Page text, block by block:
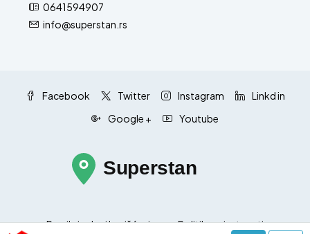
0641594907
info@superstan.rs
Facebook Twitter Instagram
Linkd in
Google +
Youtube
Pravila i uslovi korišćenja Politika privatnosti